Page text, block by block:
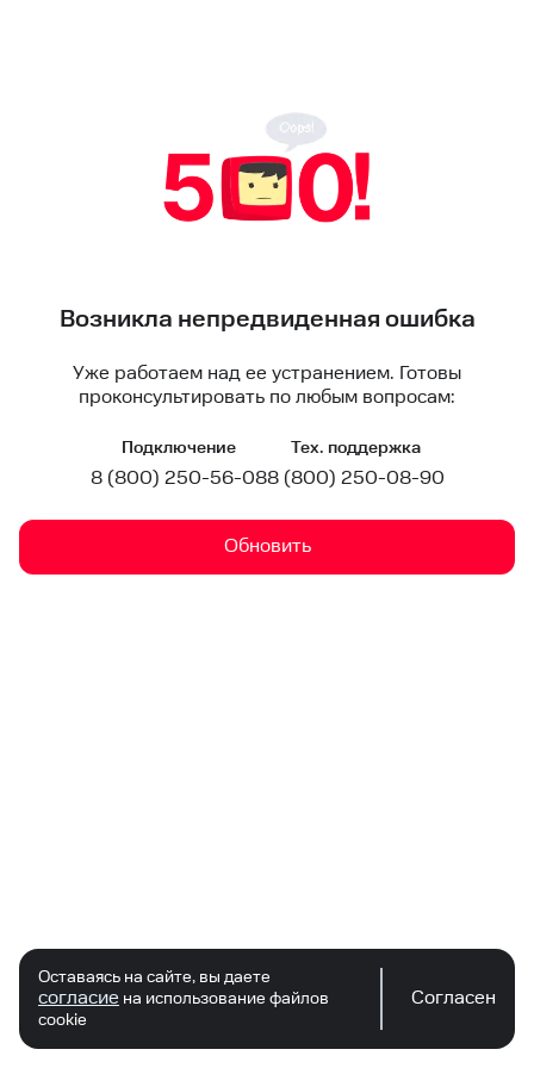
Возникла непредвиденная ошибка
Уже работаем над ее устранением. Готовы
проконсультировать по любым вопросам:
Подключение
8 (800) 250-56-08
Тех. поддержка
8 (800) 250-08-90
Обновить
Оставаясь на сайте, вы даете
согласие на использование файлов
cookie
Согласен